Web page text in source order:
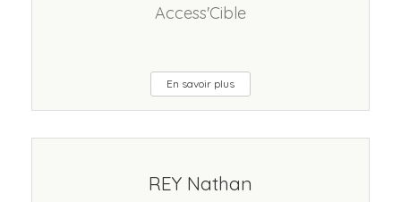
Access'Cible
En savoir plus
REY Nathan